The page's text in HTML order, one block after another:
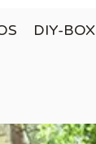
DIY-BOX